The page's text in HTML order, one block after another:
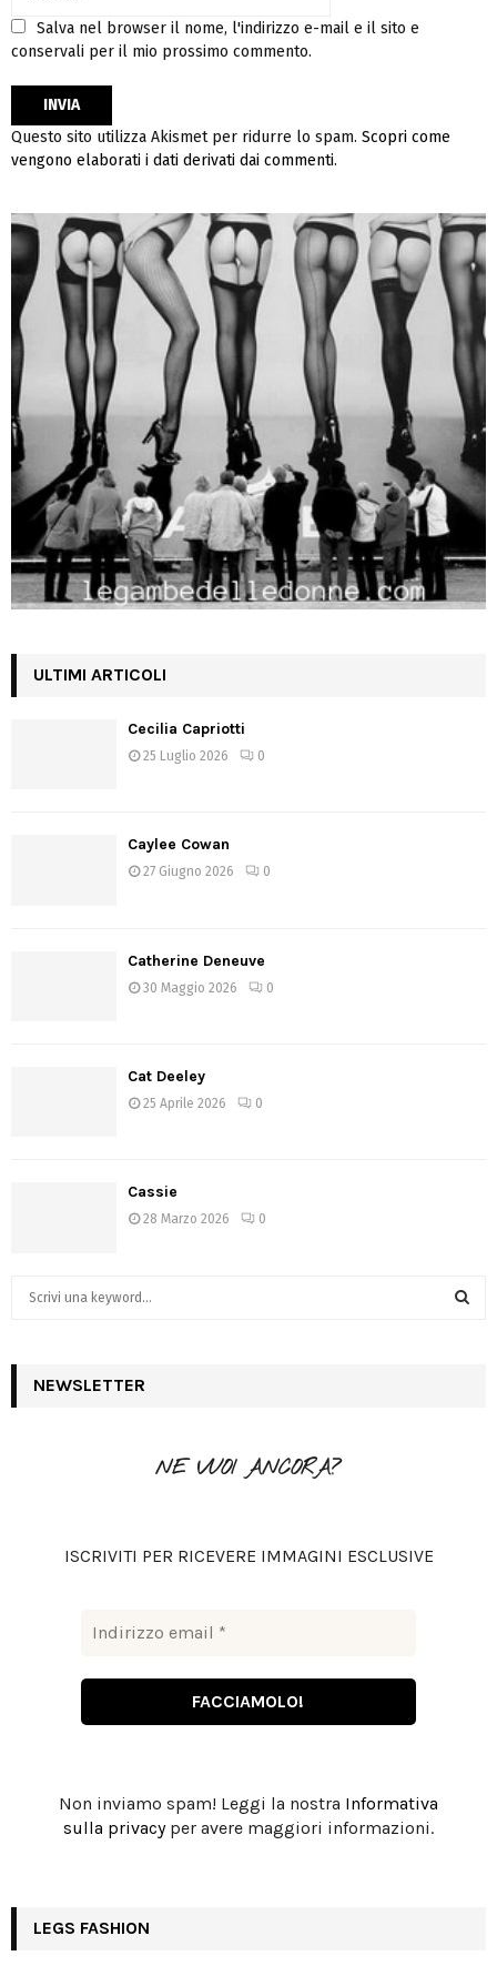
Salva nel browser il nome, l'indirizzo e-mail e il sito e
conservali per il mio prossimo commento.
Questo sito utilizza Akismet per ridurre lo spam. Scopri come
vengono elaborati i dati derivati dai commenti.
ULTIMI ARTICOLI
Cecilia Capriotti
25 Luglio 2026 0
Caylee Cowan
27 Giugno 2026 0
Catherine Deneuve
30 Maggio 2026 0
Cat Deeley
25 Aprile 2026 0
Cassie
28 Marzo 2026 0
h
NEWSLETTER
NE VUOI ANCORA?
ISCRIVITI PER RICEVERE IMMAGINI ESCLUSIVE
Non inviamo spam! Leggi la nostra Informativa
sulla privacyper avere maggiori informazioni.
LEGS FASHION